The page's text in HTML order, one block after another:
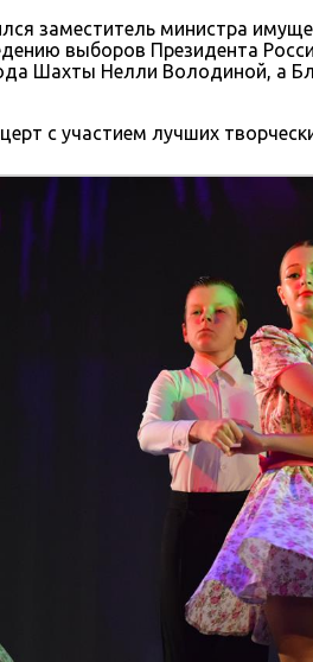
заместитель министра
выборов Президента
Шахты Нелли Володиной, а
с участием лучших